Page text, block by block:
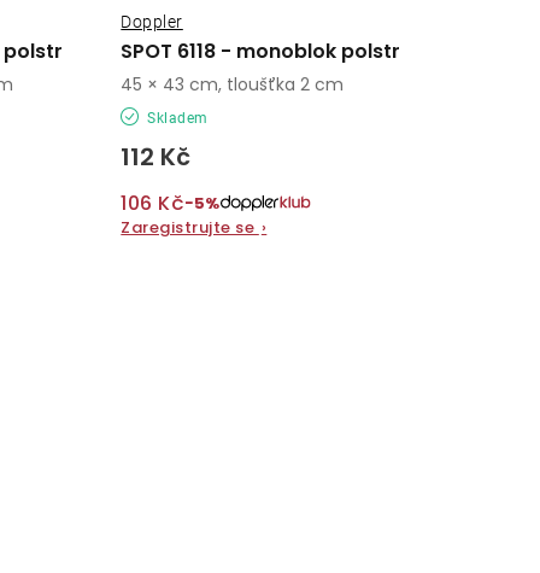
polstr SPOT 6118 - monoblok polstr
Doppler
Skladem
112 Kč
106 Kč−5%
Zaregistrujte se ›
45 × 43 cm, tloušťka 2 cm